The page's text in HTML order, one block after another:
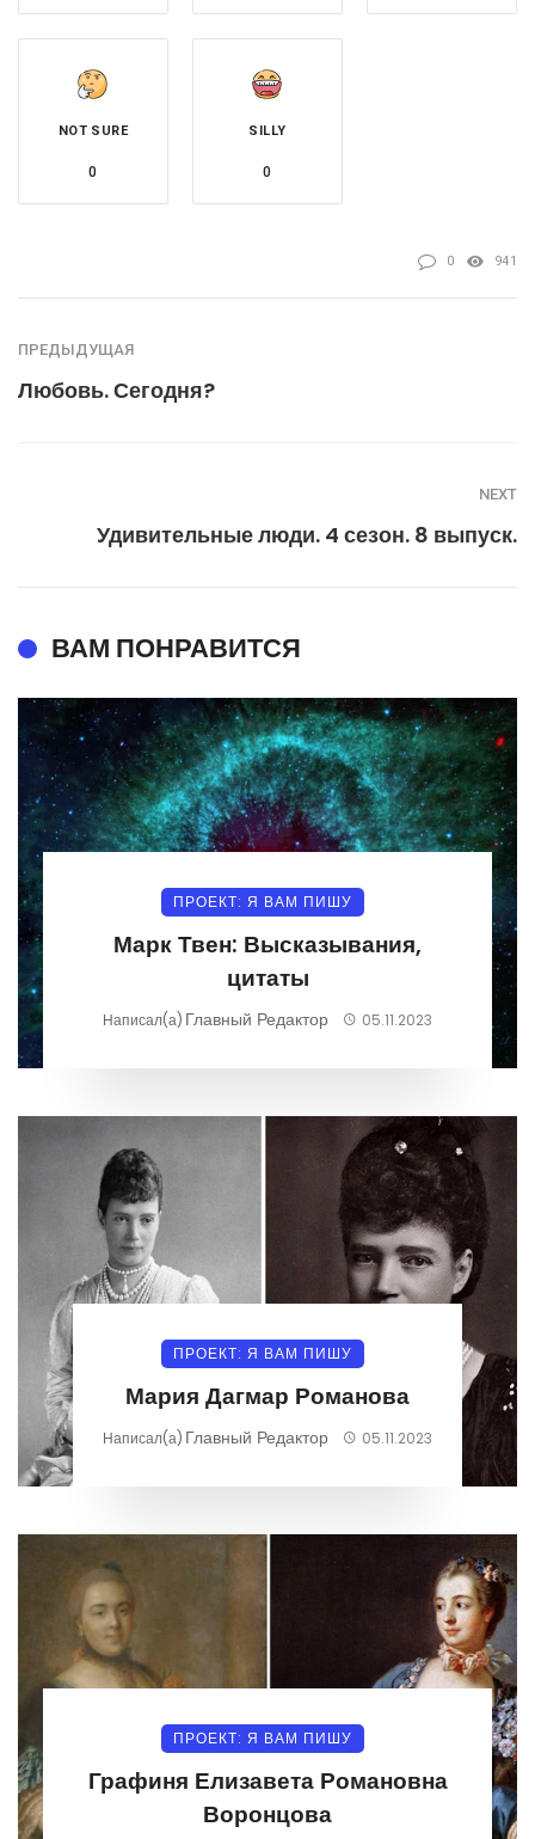
NOT SURE
0
SILLY
0
0 941
ПРЕДЫДУЩАЯ
Любовь. Сегодня?
NEXT
Удивительные люди. 4 сезон. 8 выпуск.
ВАМ ПОНРАВИТСЯ
ПРОЕКТ: Я ВАМ ПИШУ
Марк Твен: Высказывания,
цитаты
Написал(а) Главный Редактор 05.11.2023
ПРОЕКТ: Я ВАМ ПИШУ
Мария Дагмар Романова
Написал(а) Главный Редактор 05.11.2023
ПРОЕКТ: Я ВАМ ПИШУ
Графиня Елизавета Романовна
Воронцова